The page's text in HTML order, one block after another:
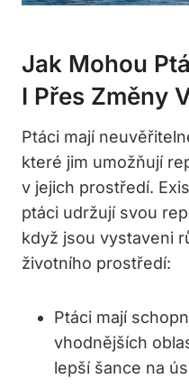
Jak Mohou
I Přes Změny
Ptáci mají
které jim umožňují
v jejich prostředí.
ptáci udržují svou
když jsou vystaveni
životního prostředí:
Ptáci mají
vhodnějších
lepší šance na